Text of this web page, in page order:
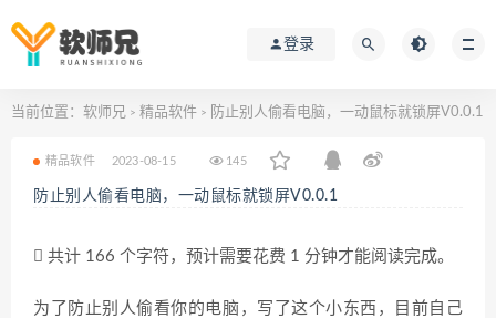
登录
当前位置： 软师兄 > 精品软件 > 防止别人偷看电脑，一动鼠标就锁屏V0.0.1
精品软件 2023-08-15 145
防止别人偷看电脑，一动鼠标就锁屏V0.0.1
共计 166 个字符，预计需要花费 1 分钟才能阅读完成。
为了防止别人偷看你的电脑，写了这个小东西，目前自己